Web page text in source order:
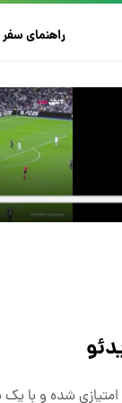
راهنمای سفر